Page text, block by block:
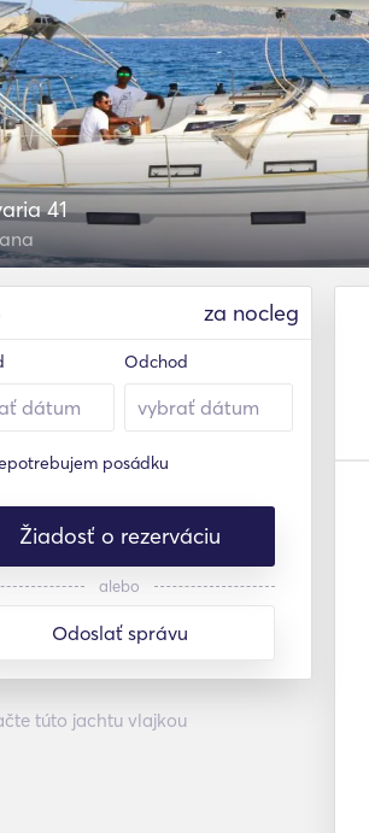
41
za nocleg
Odchod
posádku
Žiadosť o rezerváciu
alebo
Odoslať správu
túto jachtu vlajkou